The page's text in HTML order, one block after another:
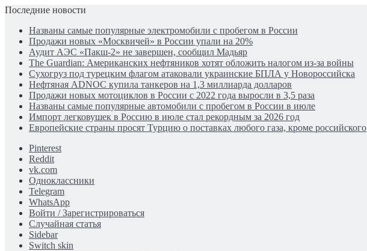
Последние новости
Названы самые популярные электромобили с пробегом в России
Продажи новых «Москвичей» в России упали на 20%
Аудит АЭС «Пакш-2» не завершен, сообщил Мадьяр
The Guardian: Американских нефтяников хотят обложить налогом из-за войны
Сухогруз под турецким флагом атаковали украинские БПЛА у Новороссийска
Нефтяная ADNOC купила танкеров на 1,3 миллиарда долларов
Продажи новых мотоциклов в России с 2022 года выросли в 3,5 раза
Названы самые популярные автомобили с пробегом в России в июле
Импорт легковушек в Россию в июле стал рекордным за 2026 год
Европейские страны просят Турцию о поставках любого газа, кроме российского
Pinterest
Reddit
vk.com
Одноклассники
Telegram
WhatsApp
Войти / Зарегистрироваться
Случайная статья
Sidebar
Switch skin